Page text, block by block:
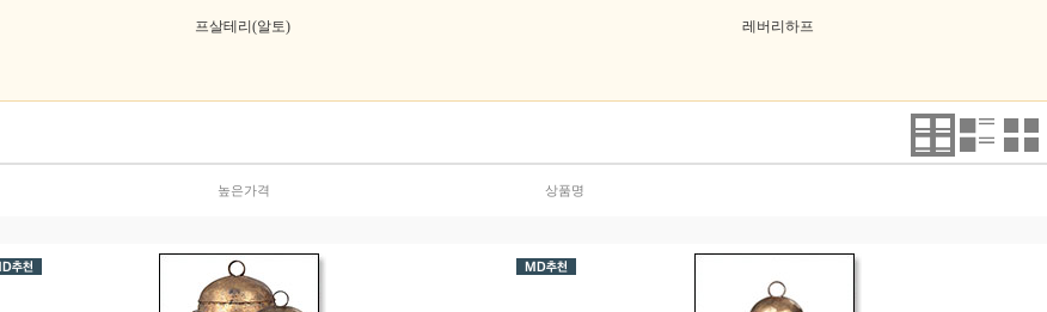
프살테리(알토) 레버리하프
높은가격 상품명